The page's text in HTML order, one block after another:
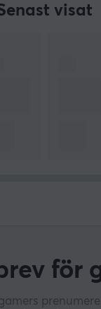
visat
för